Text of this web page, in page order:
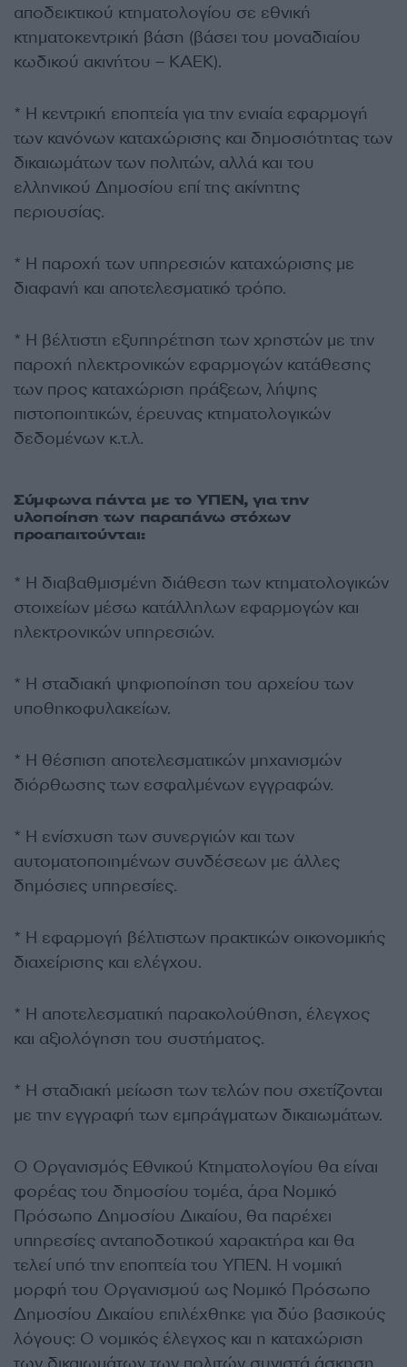
αποδεικτικού κτηματολογίου σε εθνική
κτηματοκεντρική βάση (βάσει του μοναδιαίου
κωδικού ακινήτου – ΚΑΕΚ).
* Η κεντρική εποπτεία για την ενιαία εφαρμογή
των κανόνων καταχώρισης και δημοσιότητας των
δικαιωμάτων των πολιτών, αλλά και του
ελληνικού Δημοσίου επί της ακίνητης
περιουσίας.
* Η παροχή των υπηρεσιών καταχώρισης με
διαφανή και αποτελεσματικό τρόπο.
* Η βέλτιστη εξυπηρέτηση των χρηστών με την
παροχή ηλεκτρονικών εφαρμογών κατάθεσης
των προς καταχώριση πράξεων, λήψης
πιστοποιητικών, έρευνας κτηματολογικών
δεδομένων κ.τ.λ.
Σύμφωνα πάντα με το ΥΠΕΝ, για την
υλοποίηση των παραπάνω στόχων
προαπαιτούνται:
* Η διαβαθμισμένη διάθεση των κτηματολογικών
στοιχείων μέσω κατάλληλων εφαρμογών και
ηλεκτρονικών υπηρεσιών.
* Η σταδιακή ψηφιοποίηση του αρχείου των
υποθηκοφυλακείων.
* Η θέσπιση αποτελεσματικών μηχανισμών
διόρθωσης των εσφαλμένων εγγραφών.
* Η ενίσχυση των συνεργιών και των
αυτοματοποιημένων συνδέσεων με άλλες
δημόσιες υπηρεσίες.
* Η εφαρμογή βέλτιστων πρακτικών οικονομικής
διαχείρισης και ελέγχου.
* Η αποτελεσματική παρακολούθηση, έλεγχος
και αξιολόγηση του συστήματος.
* Η σταδιακή μείωση των τελών που σχετίζονται
με την εγγραφή των εμπράγματων δικαιωμάτων.
Ο Οργανισμός Εθνικού Κτηματολογίου θα είναι
φορέας του δημοσίου τομέα, άρα Νομικό
Πρόσωπο Δημοσίου Δικαίου, θα παρέχει
υπηρεσίες ανταποδοτικού χαρακτήρα και θα
τελεί υπό την εποπτεία του ΥΠΕΝ. Η νομική
μορφή του Οργανισμού ως Νομικό Πρόσωπο
Δημοσίου Δικαίου επιλέχθηκε για δύο βασικούς
λόγους: Ο νομικός έλεγχος και η καταχώριση